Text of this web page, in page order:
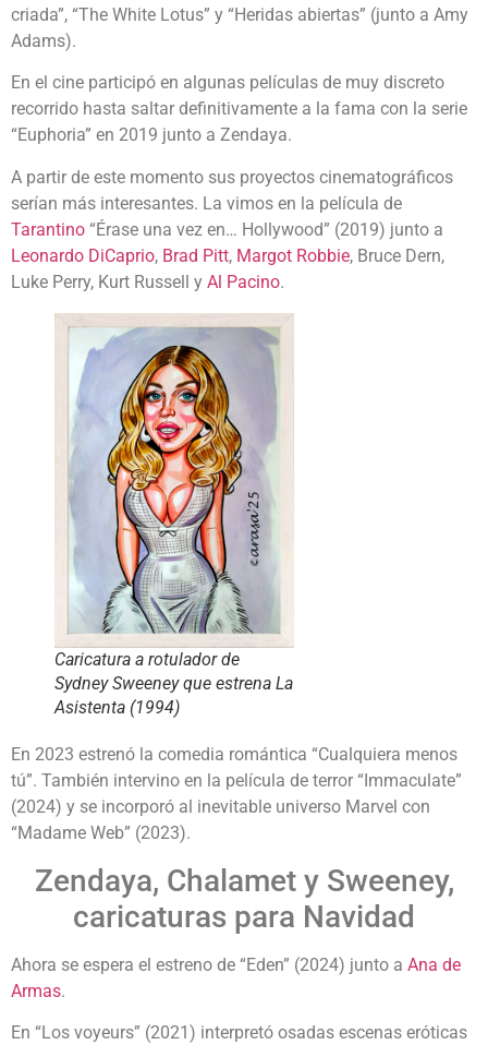
criada”, “The White Lotus” y “Heridas abiertas” (junto a Amy
Adams).
En el cine participó en algunas películas de muy discreto
recorrido hasta saltar definitivamente a la fama con la serie
“Euphoria” en 2019 junto a Zendaya.
A partir de este momento sus proyectos cinematográficos
serían más interesantes. La vimos en la película de
Tarantino “Érase una vez en… Hollywood” (2019) junto a
Leonardo DiCaprio, Brad Pitt, Margot Robbie, Bruce Dern,
Luke Perry, Kurt Russell y Al Pacino.
Caricatura a rotulador de
Sydney Sweeney que estrena La
Asistenta (1994)
En 2023 estrenó la comedia romántica “Cualquiera menos
tú”. También intervino en la película de terror “Immaculate”
(2024) y se incorporó al inevitable universo Marvel con
“Madame Web” (2023).
Zendaya, Chalamet y Sweeney,
caricaturas para Navidad
Ahora se espera el estreno de “Eden” (2024) junto a Ana de
Armas.
En “Los voyeurs” (2021) interpretó osadas escenas eróticas